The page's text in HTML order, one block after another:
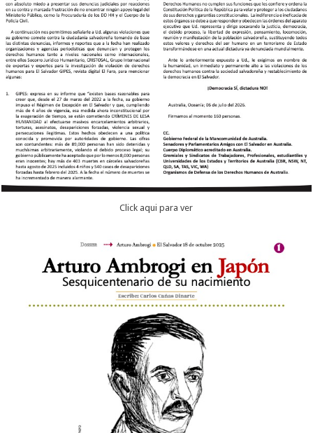
Click aqui para ver